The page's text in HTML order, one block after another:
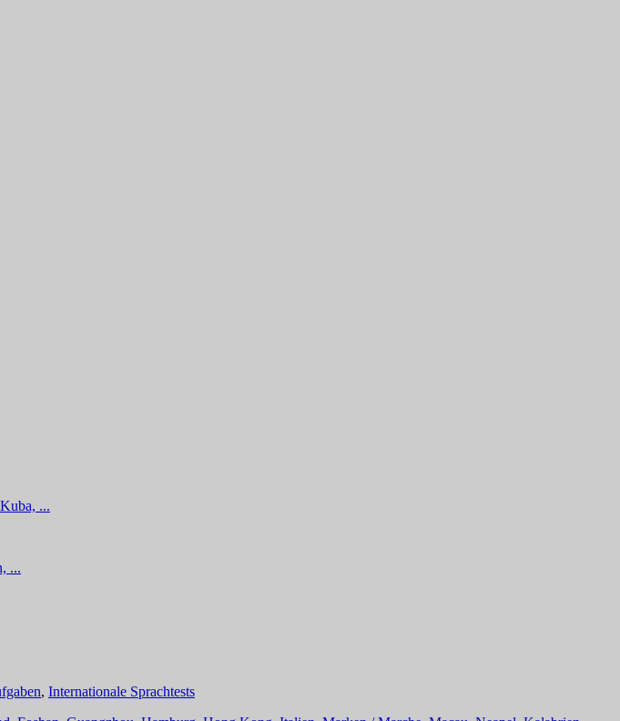
...
...
, Internationale Sprachtests